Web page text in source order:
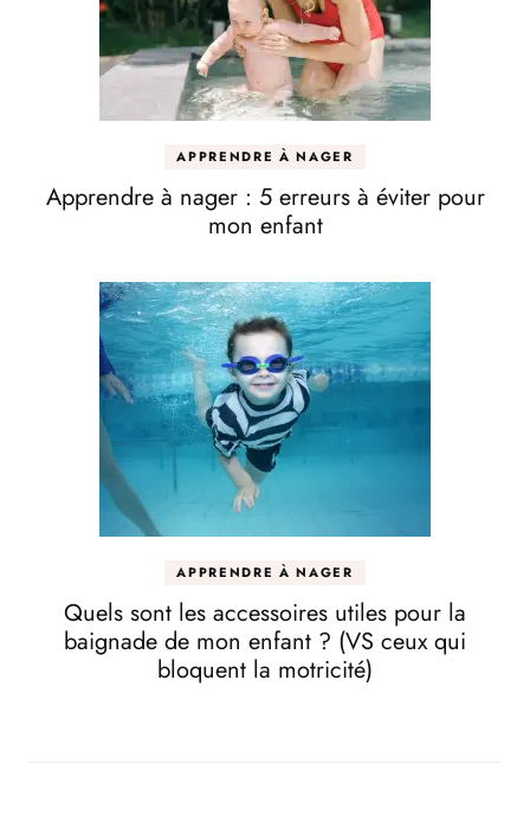
APPRENDRE À NAGER
Apprendre à nager : 5 erreurs à éviter pour
mon enfant
APPRENDRE À NAGER
Quels sont les accessoires utiles pour la
baignade de mon enfant ? (VS ceux qui
bloquent la motricité)